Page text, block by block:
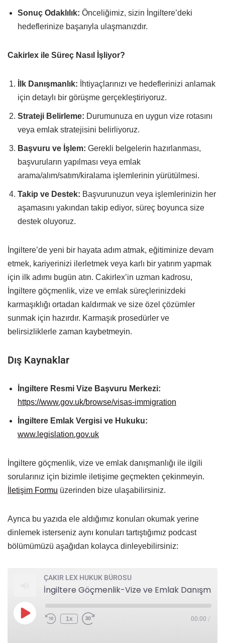
Sonuç Odaklılık: Önceliğimiz, sizin İngiltere’deki
hedeflerinize başarıyla ulaşmanızdır.
Cakirlex ile Süreç Nasıl İşliyor?
İlk Danışmanlık: İhtiyaçlarınızı ve hedeflerinizi anlamak
için detaylı bir görüşme gerçekleştiriyoruz.
Strateji Belirleme: Durumunuza en uygun vize rotasını
veya emlak stratejisini belirliyoruz.
Başvuru ve İşlem: Gerekli belgelerin hazırlanması,
başvuruların yapılması veya emlak
arama/alım/satım/kiralama işlemlerinin yürütülmesi.
Takip ve Destek: Başvurunuzun veya işlemlerinizin her
aşamasını yakından takip ediyor, süreç boyunca size
destek oluyoruz.
İngiltere’de yeni bir hayata adım atmak, eğitiminize devam
etmek, kariyerinizi ilerletmek veya karlı bir yatırım yapmak
için ilk adımı bugün atın. Cakirlex’in uzman kadrosu,
İngiltere göçmenlik, vize ve emlak süreçlerinizdeki
karmaşıklığı ortadan kaldırmak ve size özel çözümler
sunmak için hazırdır. Karmaşık prosedürler ve
belirsizliklerle zaman kaybetmeyin.
Dış Kaynaklar
İngiltere Resmi Vize Başvuru Merkezi:
https://www.gov.uk/browse/visas-immigration
İngiltere Emlak Vergisi ve Hukuku:
www.legislation.gov.uk
İngiltere göçmenlik, vize ve emlak danışmanlığı ile ilgili
sorularınız için bizimle iletişime geçmekten çekinmeyin.
İletişim Formu üzerinden bize ulaşabilirsiniz.
Ayrıca bu yazıda ele aldığımız konuları okumak yerine
dinlemek isterseniz aynı konuları tartıştığımız podcast
bölümümüzü aşağıdan kolayca dinleyebilirsiniz:
ÇAKIR LEX HUKUK BÜROSU
İngiltere Göçmenlik-Vize ve Emlak Danışmanlığı
1x 00:00 /